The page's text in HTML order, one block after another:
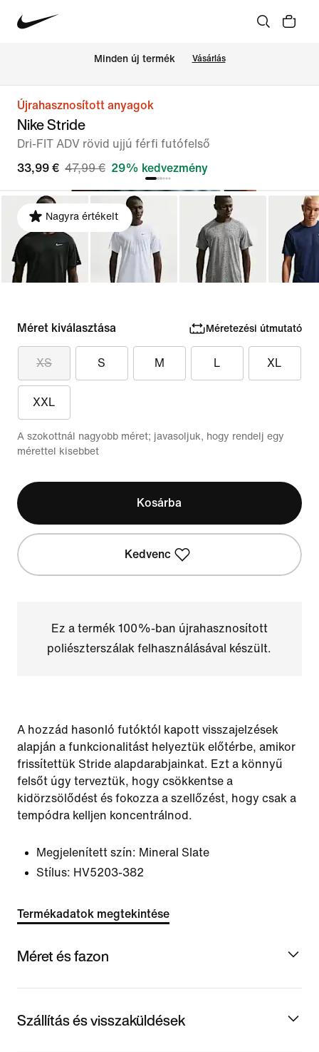
Minden új termék Vásárlás
Újrahasznosított anyagok
Nike Stride
Dri-FIT ADV rövid ujjú férfi futófelső
33,99 € 47,99 € 29% kedvezmény
Nagyra értékelt
Méret kiválasztása Méretezési útmutató
XS S M L XL
XXL
A szokottnál nagyobb méret; javasoljuk, hogy rendelj egy
mérettel kisebbet
Kosárba
Kedvenc
Ez a termék 100%-ban újrahasznosított
poliészterszálak felhasználásával készült.
A hozzád hasonló futóktól kapott visszajelzések
alapján a funkcionalitást helyeztük előtérbe, amikor
frissítettük Stride alapdarabjainkat. Ezt a könnyű
felsőt úgy terveztük, hogy csökkentse a
kidörzsölődést és fokozza a szellőzést, hogy csak a
tempódra kelljen koncentrálnod.
Megjelenített szín: Mineral Slate
Stílus: HV5203-382
Termékadatok megtekintése
Méret és fazon
Szállítás és visszaküldések